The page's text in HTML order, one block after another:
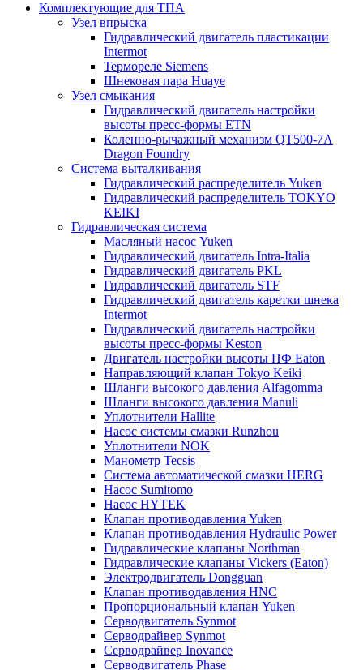
Комплектующие для ТПА
Узел впрыска
Гидравлический двигатель пластикации
Intermot
Термореле Siemens
Шнековая пара Huaye
Узел смыкания
Гидравлический двигатель настройки
высоты пресс-формы ETN
Коленно-рычажный механизм QT500-7A
Dragon Foundry
Система выталкивания
Гидравлический распределитель Yuken
Гидравлический распределитель TOKYO
KEIKI
Гидравлическая система
Масляный насос Yuken
Гидравлический двигатель Intra-Italia
Гидравлический двигатель PKL
Гидравлический двигатель STF
Гидравлический двигатель каретки шнека
Intermot
Гидравлический двигатель настройки
высоты пресс-формы Keston
Двигатель настройки высоты ПФ Eaton
Направляющий клапан Tokyo Keiki
Шланги высокого давления Alfagomma
Шланги высокого давления Manuli
Уплотнители Hallite
Насос системы смазки Runzhou
Уплотнители NOK
Манометр Tecsis
Система автоматической смазки HERG
Насос Sumitomo
Насос HYTEK
Клапан противодавления Yuken
Клапан противодавления Hydraulic Power
Гидравлические клапаны Northman
Гидравлические клапаны Vickers (Eaton)
Электродвигатель Dongguan
Клапан противодавления HNC
Пропорциональный клапан Yuken
Серводвигатель Synmot
Серводрайвер Synmot
Серводрайвер Inovance
Серводвигатель Phase